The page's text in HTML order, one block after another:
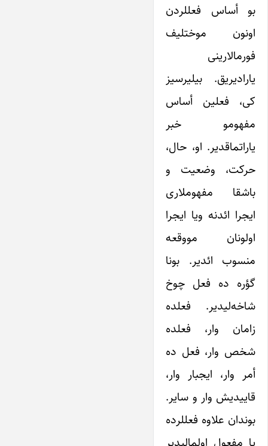
بو أساس فعللردن
اونون موختلیف
فورمالارینی
یارادیریق. بیلیرسیز
کی، فعلین أساس
مفهومو خبر
یاراتماقدیر. او، حال،
حرکت، وضعیت و
باشقا مفهوملاری
ایجرا ائدنه ویا ایجرا
اولونان مووقعه
منسوب ائدیر. بونا
گؤره ده فعل چوخ
شاخه‌لیدیر. فعلده
زامان وار، فعلده
شخص وار، فعل ده
أمر وار، ایجبار وار،
قاییدیش وار و سایر.
بوندان علاوه فعللرده
یا مفعول اولمالیدیر